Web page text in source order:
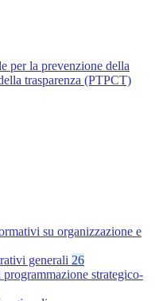
per la prevenzione della
trasparenza (PTPCT)
su organizzazione e
generali 26
strategico-